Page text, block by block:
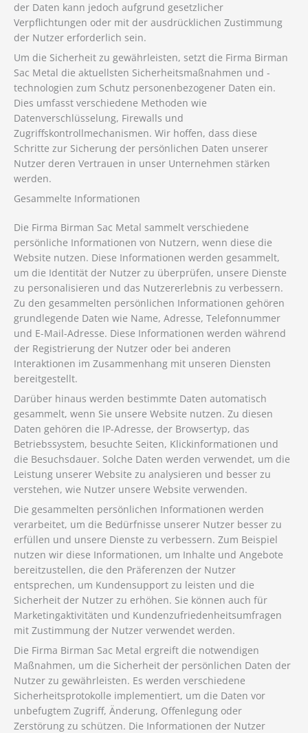
der Daten kann jedoch aufgrund gesetzlicher
Verpflichtungen oder mit der ausdrücklichen Zustimmung
der Nutzer erforderlich sein.
Um die Sicherheit zu gewährleisten, setzt die Firma Birman
Sac Metal die aktuellsten Sicherheitsmaßnahmen und -
technologien zum Schutz personenbezogener Daten ein.
Dies umfasst verschiedene Methoden wie
Datenverschlüsselung, Firewalls und
Zugriffskontrollmechanismen. Wir hoffen, dass diese
Schritte zur Sicherung der persönlichen Daten unserer
Nutzer deren Vertrauen in unser Unternehmen stärken
werden.
Gesammelte Informationen
Die Firma Birman Sac Metal sammelt verschiedene
persönliche Informationen von Nutzern, wenn diese die
Website nutzen. Diese Informationen werden gesammelt,
um die Identität der Nutzer zu überprüfen, unsere Dienste
zu personalisieren und das Nutzererlebnis zu verbessern.
Zu den gesammelten persönlichen Informationen gehören
grundlegende Daten wie Name, Adresse, Telefonnummer
und E-Mail-Adresse. Diese Informationen werden während
der Registrierung der Nutzer oder bei anderen
Interaktionen im Zusammenhang mit unseren Diensten
bereitgestellt.
Darüber hinaus werden bestimmte Daten automatisch
gesammelt, wenn Sie unsere Website nutzen. Zu diesen
Daten gehören die IP-Adresse, der Browsertyp, das
Betriebssystem, besuchte Seiten, Klickinformationen und
die Besuchsdauer. Solche Daten werden verwendet, um die
Leistung unserer Website zu analysieren und besser zu
verstehen, wie Nutzer unsere Website verwenden.
Die gesammelten persönlichen Informationen werden
verarbeitet, um die Bedürfnisse unserer Nutzer besser zu
erfüllen und unsere Dienste zu verbessern. Zum Beispiel
nutzen wir diese Informationen, um Inhalte und Angebote
bereitzustellen, die den Präferenzen der Nutzer
entsprechen, um Kundensupport zu leisten und die
Sicherheit der Nutzer zu erhöhen. Sie können auch für
Marketingaktivitäten und Kundenzufriedenheitsumfragen
mit Zustimmung der Nutzer verwendet werden.
Die Firma Birman Sac Metal ergreift die notwendigen
Maßnahmen, um die Sicherheit der persönlichen Daten der
Nutzer zu gewährleisten. Es werden verschiedene
Sicherheitsprotokolle implementiert, um die Daten vor
unbefugtem Zugriff, Änderung, Offenlegung oder
Zerstörung zu schützen. Die Informationen der Nutzer